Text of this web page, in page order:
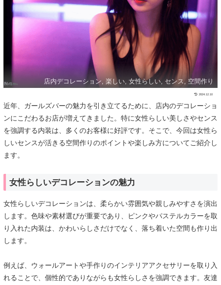
店内デコレーション, 楽しい, 女性らしい, センス, 空間作り
2024.12.10
近年、ガールズバーの魅力を引き立てるために、店内のデコレーショ
ンにこだわるお店が増えてきました。特に女性らしい美しさやセンス
を強調する内装は、多くのお客様に好評です。そこで、今回は女性ら
しいセンスが活きる空間作りのポイントや楽しみ方についてご紹介し
ます。
女性らしいデコレーションの魅力
女性らしいデコレーションは、柔らかい雰囲気や親しみやすさを演出
します。色味や素材選びが重要であり、ピンクやパステルカラーを取
り入れた内装は、かわいらしさだけでなく、落ち着いた空間も作り出
します。
例えば、ウォールアートや手作りのインテリアアクセサリーを取り入
れることで、個性的でありながらも女性らしさを強調できます。友達